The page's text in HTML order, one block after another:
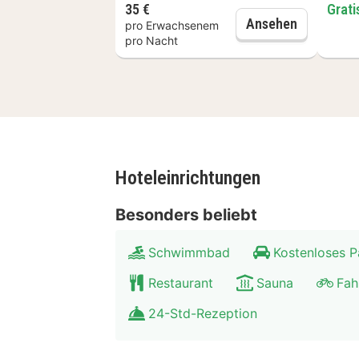
Mit seinen Heilquellen ist Bad
Hügel, ausgedehnte Wälder und
35 €
pro Erwachsenem
pro Nacht
Ansehen
Hoteleinrichtungen
Besonders beliebt
Schwimmbad Kostenloses
Restaurant
Sauna
24-Std-Rezeption